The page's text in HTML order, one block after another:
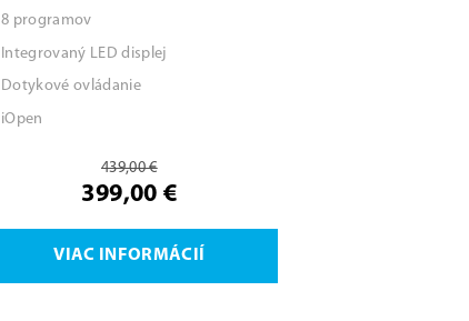
8 programov
Integrovaný LED displej
Dotykové ovládanie
iOpen
439,00 €
399,00 €
VIAC INFORMÁCIÍ